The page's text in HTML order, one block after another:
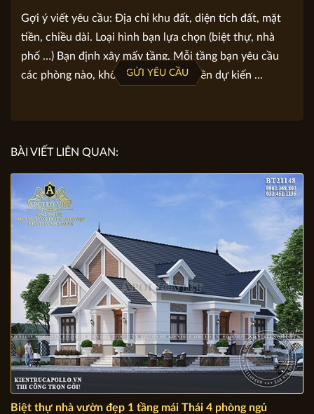
Gợi ý viết yêu cầu: Địa chỉ khu đất, diện tích đất, mặt
tiền, chiều dài. Loại hình bạn lựa chọn (biệt thự, nhà
phố …) Bạn định xây mấy tầng. Mỗi tầng bạn yêu cầu
các phòng nào, không gian nào. Số tiền dự kiến ...
GỬI YÊU CẦU
BÀI VIẾT LIÊN QUAN:
Biệt thự nhà vườn đẹp 1 tầng mái Thái 4 phòng ngủ